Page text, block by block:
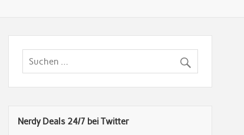
Nerdy Deals 24/7 bei Twitter